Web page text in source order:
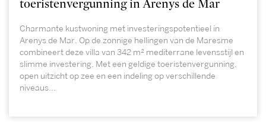
toeristenvergunning in Arenys de Mar
Charmante kustwoning met investeringspotentieel in
Arenys de Mar. Op de zonnige hellingen van de Maresme
combineert deze villa van 342 m² mediterrane levensstijl en
slimme investering. Met een geldige toeristenvergunning,
open uitzicht op zee en een indeling op verschillende
niveaus...